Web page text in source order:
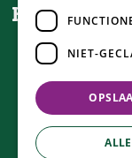
Handig
Tuincentrum
NIET-